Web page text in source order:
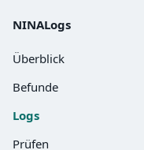
NINALogs
Überblick
Befunde
Logs
Prüfen